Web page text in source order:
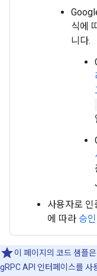
식에
니다.
사용자로 인
에 따라 승
이 페이지의 코드 샘플
gRPC API 인터페이스를 사